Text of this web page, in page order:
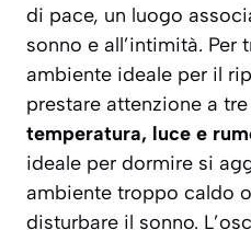
di pace, un luogo
sonno e all’intimità. Per
ambiente ideale per il
prestare attenzione a
temperatura, luce e
ideale per dormire si
ambiente troppo caldo
disturbare il sonno.